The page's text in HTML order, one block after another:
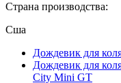
Страна производства:
Сша
Дождевик для
Дождевик для
City Mini GT